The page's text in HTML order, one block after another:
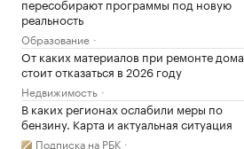
пересобирают программы под новую
реальность
Образование
От каких материалов при ремонте дома
стоит отказаться в 2026 году
Недвижимость
В каких регионах ослабили меры по
бензину. Карта и актуальная ситуация
Подписка на РБК